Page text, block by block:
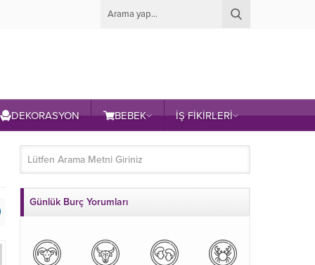
DEKORASYON BEBEK İŞ FİKİRLERİ
Günlük Burç Yorumları